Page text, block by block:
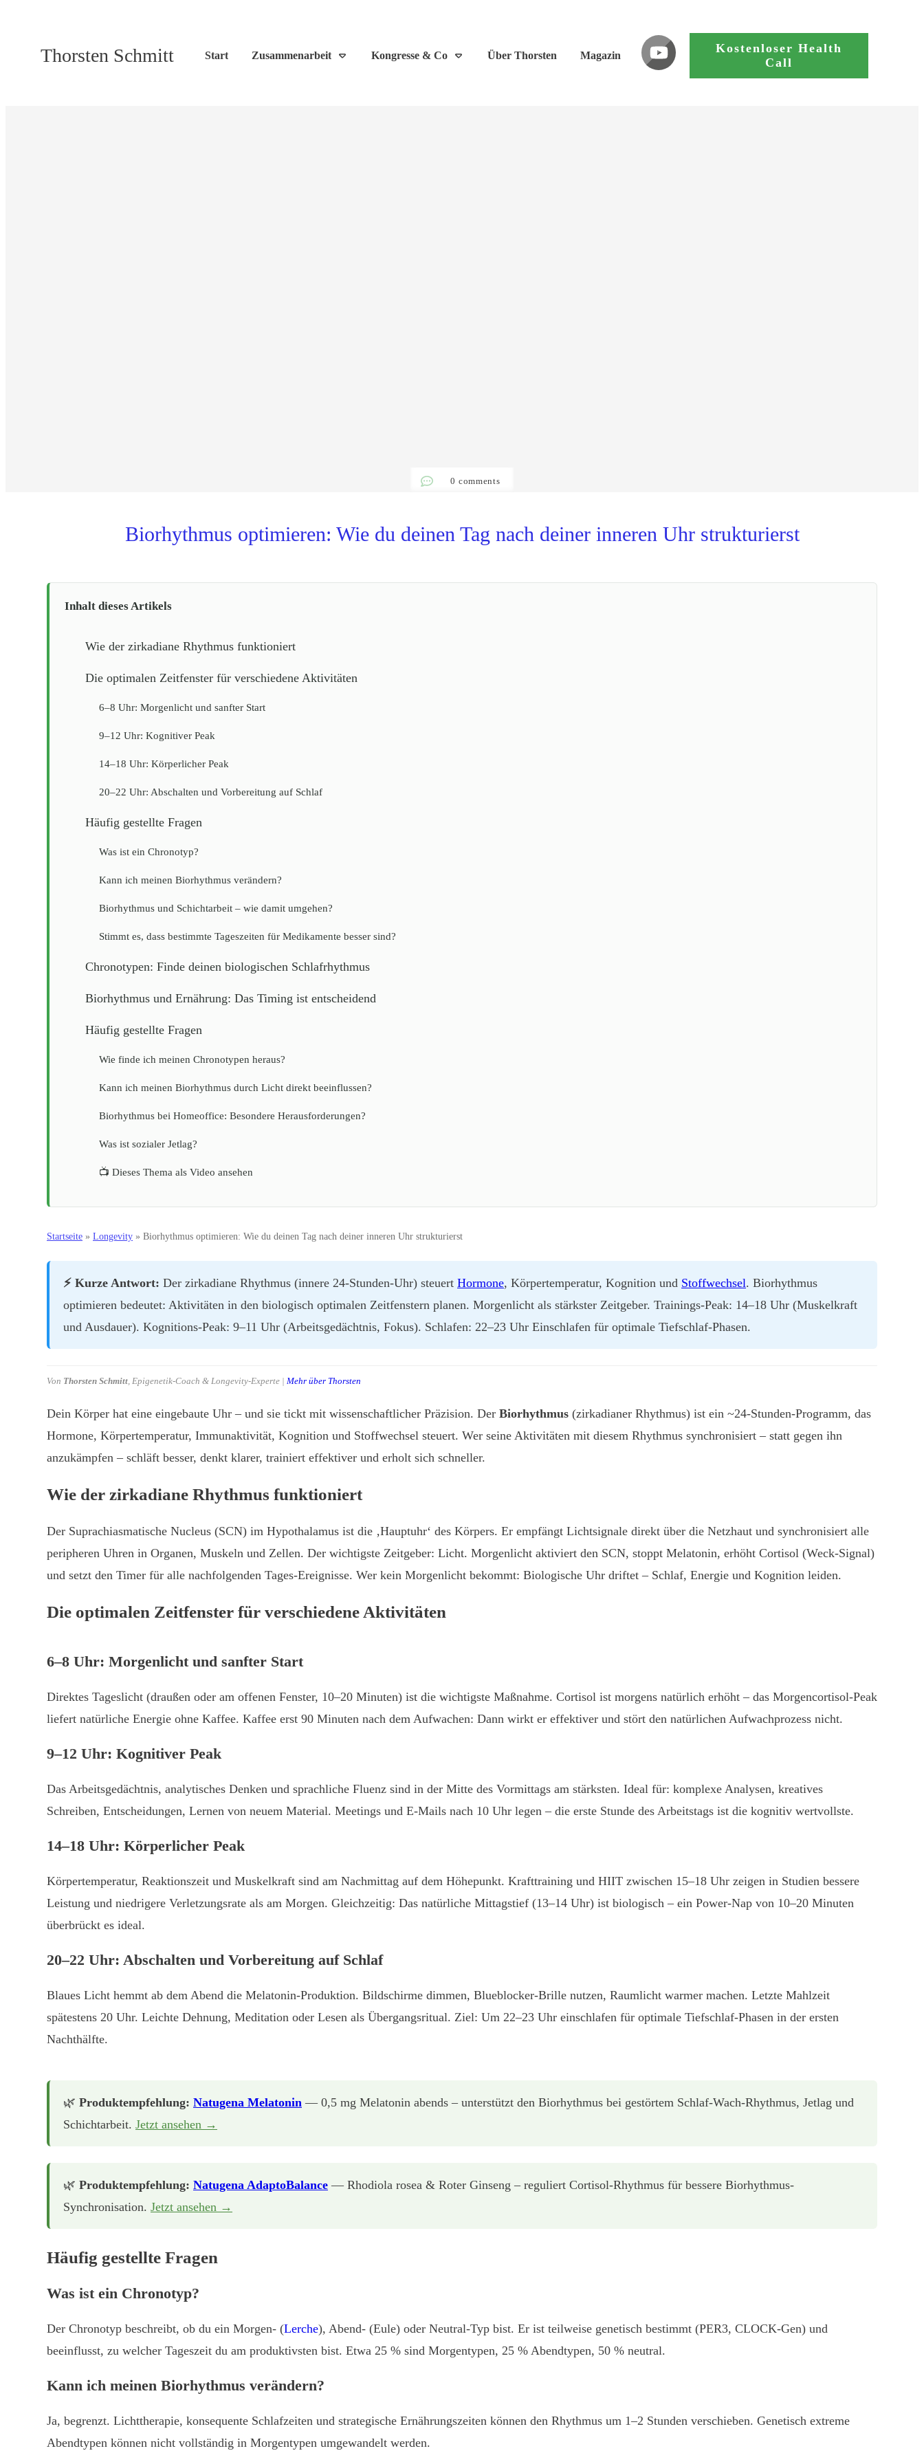
Thorsten Schmitt Start Zusammenarbeit Kongresse & Co Über Thorsten Magazin
Kostenloser Health
Call
0 comments
Biorhythmus optimieren: Wie du deinen Tag nach deiner inneren Uhr strukturierst
Inhalt dieses Artikels
Wie der zirkadiane Rhythmus funktioniert
Die optimalen Zeitfenster für verschiedene Aktivitäten
6–8 Uhr: Morgenlicht und sanfter Start
9–12 Uhr: Kognitiver Peak
14–18 Uhr: Körperlicher Peak
20–22 Uhr: Abschalten und Vorbereitung auf Schlaf
Häufig gestellte Fragen
Was ist ein Chronotyp?
Kann ich meinen Biorhythmus verändern?
Biorhythmus und Schichtarbeit – wie damit umgehen?
Stimmt es, dass bestimmte Tageszeiten für Medikamente besser sind?
Chronotypen: Finde deinen biologischen Schlafrhythmus
Biorhythmus und Ernährung: Das Timing ist entscheidend
Häufig gestellte Fragen
Wie finde ich meinen Chronotypen heraus?
Kann ich meinen Biorhythmus durch Licht direkt beeinflussen?
Biorhythmus bei Homeoffice: Besondere Herausforderungen?
Was ist sozialer Jetlag?
📺 Dieses Thema als Video ansehen
Startseite » Longevity » Biorhythmus optimieren: Wie du deinen Tag nach deiner inneren Uhr strukturierst
⚡ Kurze Antwort: Der zirkadiane Rhythmus (innere 24-Stunden-Uhr) steuert Hormone, Körpertemperatur, Kognition und Stoffwechsel. Biorhythmus
optimieren bedeutet: Aktivitäten in den biologisch optimalen Zeitfenstern planen. Morgenlicht als stärkster Zeitgeber. Trainings-Peak: 14–18 Uhr (Muskelkraft
und Ausdauer). Kognitions-Peak: 9–11 Uhr (Arbeitsgedächtnis, Fokus). Schlafen: 22–23 Uhr Einschlafen für optimale Tiefschlaf-Phasen.
Von Thorsten Schmitt, Epigenetik-Coach & Longevity-Experte | Mehr über Thorsten
Dein Körper hat eine eingebaute Uhr – und sie tickt mit wissenschaftlicher Präzision. Der Biorhythmus (zirkadianer Rhythmus) ist ein ~24-Stunden-Programm, das
Hormone, Körpertemperatur, Immunaktivität, Kognition und Stoffwechsel steuert. Wer seine Aktivitäten mit diesem Rhythmus synchronisiert – statt gegen ihn
anzukämpfen – schläft besser, denkt klarer, trainiert effektiver und erholt sich schneller.
Wie der zirkadiane Rhythmus funktioniert
Der Suprachiasmatische Nucleus (SCN) im Hypothalamus ist die ‚Hauptuhr‘ des Körpers. Er empfängt Lichtsignale direkt über die Netzhaut und synchronisiert alle
peripheren Uhren in Organen, Muskeln und Zellen. Der wichtigste Zeitgeber: Licht. Morgenlicht aktiviert den SCN, stoppt Melatonin, erhöht Cortisol (Weck-Signal)
und setzt den Timer für alle nachfolgenden Tages-Ereignisse. Wer kein Morgenlicht bekommt: Biologische Uhr driftet – Schlaf, Energie und Kognition leiden.
Die optimalen Zeitfenster für verschiedene Aktivitäten
6–8 Uhr: Morgenlicht und sanfter Start
Direktes Tageslicht (draußen oder am offenen Fenster, 10–20 Minuten) ist die wichtigste Maßnahme. Cortisol ist morgens natürlich erhöht – das Morgencortisol-Peak
liefert natürliche Energie ohne Kaffee. Kaffee erst 90 Minuten nach dem Aufwachen: Dann wirkt er effektiver und stört den natürlichen Aufwachprozess nicht.
9–12 Uhr: Kognitiver Peak
Das Arbeitsgedächtnis, analytisches Denken und sprachliche Fluenz sind in der Mitte des Vormittags am stärksten. Ideal für: komplexe Analysen, kreatives
Schreiben, Entscheidungen, Lernen von neuem Material. Meetings und E-Mails nach 10 Uhr legen – die erste Stunde des Arbeitstags ist die kognitiv wertvollste.
14–18 Uhr: Körperlicher Peak
Körpertemperatur, Reaktionszeit und Muskelkraft sind am Nachmittag auf dem Höhepunkt. Krafttraining und HIIT zwischen 15–18 Uhr zeigen in Studien bessere
Leistung und niedrigere Verletzungsrate als am Morgen. Gleichzeitig: Das natürliche Mittagstief (13–14 Uhr) ist biologisch – ein Power-Nap von 10–20 Minuten
überbrückt es ideal.
20–22 Uhr: Abschalten und Vorbereitung auf Schlaf
Blaues Licht hemmt ab dem Abend die Melatonin-Produktion. Bildschirme dimmen, Blueblocker-Brille nutzen, Raumlicht warmer machen. Letzte Mahlzeit
spätestens 20 Uhr. Leichte Dehnung, Meditation oder Lesen als Übergangsritual. Ziel: Um 22–23 Uhr einschlafen für optimale Tiefschlaf-Phasen in der ersten
Nachthälfte.
🌿 Produktempfehlung: Natugena Melatonin — 0,5 mg Melatonin abends – unterstützt den Biorhythmus bei gestörtem Schlaf-Wach-Rhythmus, Jetlag und
Schichtarbeit. Jetzt ansehen →
🌿 Produktempfehlung: Natugena AdaptoBalance — Rhodiola rosea & Roter Ginseng – reguliert Cortisol-Rhythmus für bessere Biorhythmus-
Synchronisation. Jetzt ansehen →
Häufig gestellte Fragen
Was ist ein Chronotyp?
Der Chronotyp beschreibt, ob du ein Morgen- (Lerche), Abend- (Eule) oder Neutral-Typ bist. Er ist teilweise genetisch bestimmt (PER3, CLOCK-Gen) und
beeinflusst, zu welcher Tageszeit du am produktivsten bist. Etwa 25 % sind Morgentypen, 25 % Abendtypen, 50 % neutral.
Kann ich meinen Biorhythmus verändern?
Ja, begrenzt. Lichttherapie, konsequente Schlafzeiten und strategische Ernährungszeiten können den Rhythmus um 1–2 Stunden verschieben. Genetisch extreme
Abendtypen können nicht vollständig in Morgentypen umgewandelt werden.